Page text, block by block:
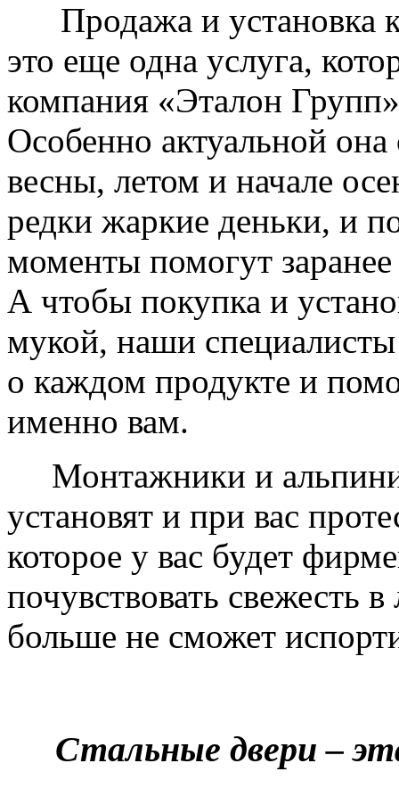
Продажа и установка
это еще одна услуга,
компания «Эталон
Особенно актуальной она
весны, летом и начале
редки жаркие деньки, и
моменты помогут
А чтобы покупка и
мукой, наши специалисты
о каждом продукте и
именно вам.
Монтажники и
установят и при вас
которое у вас будет
почувствовать свежесть
больше не сможет
Стальные двери –